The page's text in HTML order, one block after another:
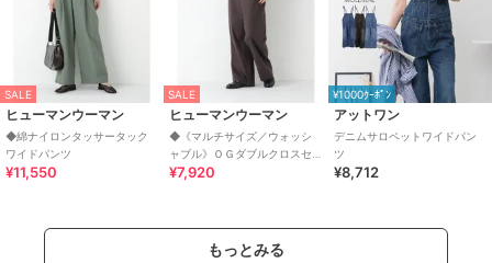
SALE
ヒューマンウーマン
◆綿ナイロンタッサータック
ワイドパンツ
¥11,550
SALE
ヒューマンウーマン
◆《マルチサイズ／ウォッシ
ャブル》ＯＧダブルクロスセ
ミワイドパンツ
¥7,920
¥1000ｸｰﾎﾟﾝ
アットワン
デニムサロペットワイドパン
ツ
¥8,712
もっとみる